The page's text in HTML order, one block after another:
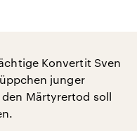
Konvertit Sven
junger
Märtyrertod soll